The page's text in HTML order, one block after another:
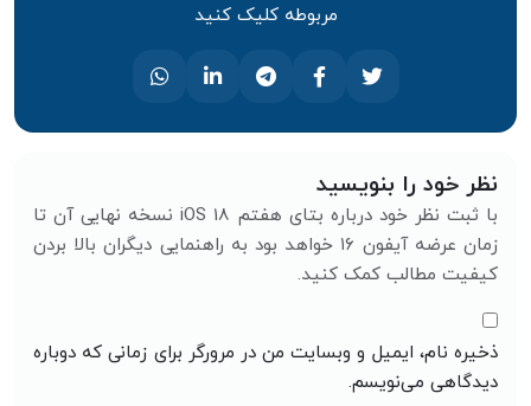
مربوطه کلیک کنید
نظر خود را بنویسید
با ثبت نظر خود درباره بتای هفتم iOS 18 نسخه نهایی آن تا
زمان عرضه آیفون ۱۶ خواهد بود به راهنمایی دیگران بالا بردن
کیفیت مطالب کمک کنید.
ذخیره نام، ایمیل و وبسایت من در مرورگر برای زمانی که دوباره
دیدگاهی می‌نویسم.